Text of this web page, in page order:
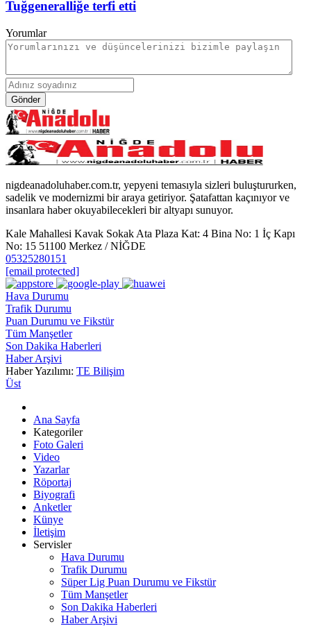
Tuğgeneralliğe terfi etti
Yorumlar
Gönder
nigdeanadoluhaber.com.tr, yepyeni temasıyla sizleri buluştururken,
sadelik ve modernizmi bir araya getiriyor. Şatafattan kaçınıyor ve
insanlara haber okuyabilecekleri bir altyapı sunuyor.
Kale Mahallesi Kavak Sokak Ata Plaza Kat: 4 Bina No: 1 İç Kapı
No: 15 51100 Merkez / NİĞDE
05325280151
[email protected]
Hava Durumu
Trafik Durumu
Puan Durumu ve Fikstür
Tüm Manşetler
Son Dakika Haberleri
Haber Arşivi
Haber Yazılımı: TE Bilişim
Üst
Ana Sayfa
Kategoriler
Foto Galeri
Video
Yazarlar
Röportaj
Biyografi
Anketler
Künye
İletişim
Servisler
Hava Durumu
Trafik Durumu
Süper Lig Puan Durumu ve Fikstür
Tüm Manşetler
Son Dakika Haberleri
Haber Arşivi